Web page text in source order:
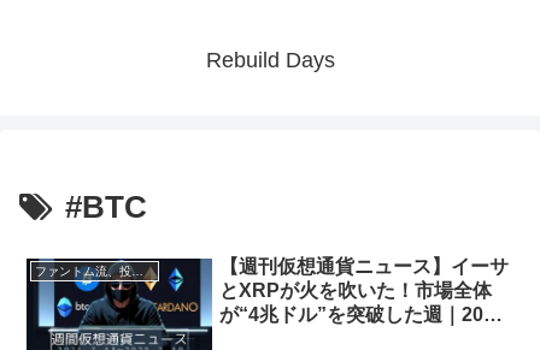
Rebuild Days
#BTC
ファントム流、投資と資産形成術
【週刊仮想通貨ニュース】イーサ
とXRPが火を吹いた！市場全体
が“4兆ドル”を突破した週｜2025